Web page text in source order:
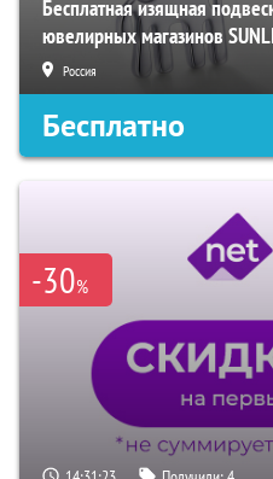
Бесплатная изящная
ювелирных магазинов
Россия
Бесплатно
-30%